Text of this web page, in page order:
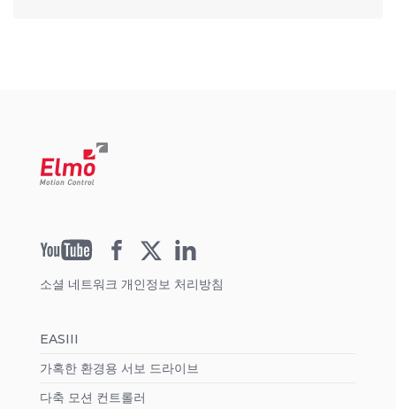
소셜 네트워크 개인정보 처리방침
EASIII
가혹한 환경용 서보 드라이브
다축 모션 컨트롤러